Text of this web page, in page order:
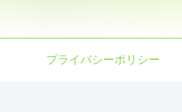
プライバシーポリシー